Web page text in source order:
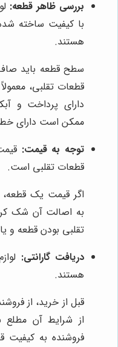
بررسی ظاهر قطعه:
با کیفیت ساخته
هستند.
سطح قطعه باید
قطعات تقلبی،
دارای پرداخت و
ممکن است دارای
توجه به قیمت:
قطعات تقلبی است.
اگر قیمت یک قطعه،
به اصالت آن شک
تقلبی بودن قطعه و
دریافت گارانتی:
هستند.
قبل از خرید، از
از شرایط آن مطلع
فروشنده به